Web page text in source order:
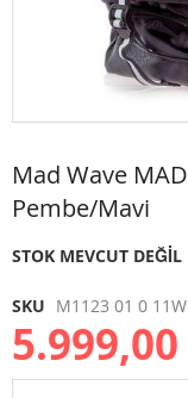
Mad Wave
Pembe/Mavi
STOK MEVCUT DEĞIL
SKU M1123 01 0 11W
Resim
galerisinin
başlangıcına
git